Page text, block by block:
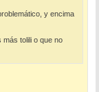
y encima
más tolili o que no